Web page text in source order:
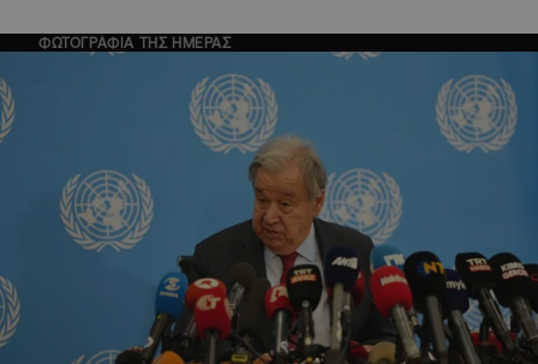
ΦΩΤΟΓΡΑΦΙΑ ΤΗΣ ΗΜΕΡΑΣ